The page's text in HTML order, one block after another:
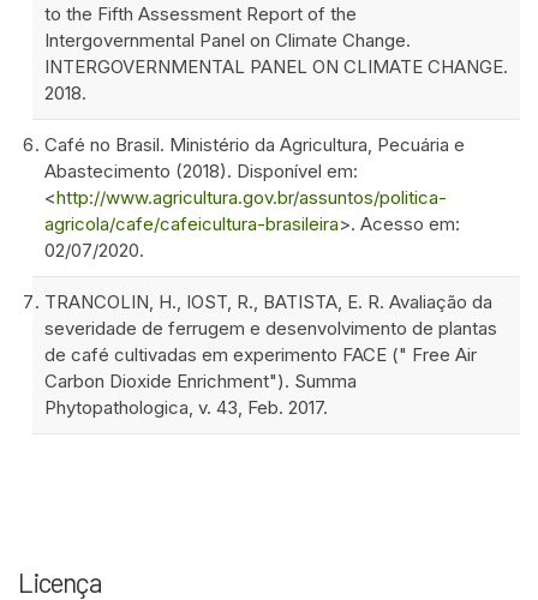
to the Fifth Assessment Report of the
Intergovernmental Panel on Climate Change.
INTERGOVERNMENTAL PANEL ON CLIMATE CHANGE.
2018.
Café no Brasil. Ministério da Agricultura, Pecuária e
Abastecimento (2018). Disponível em:
<http://www.agricultura.gov.br/assuntos/politica-
agricola/cafe/cafeicultura-brasileira>. Acesso em:
02/07/2020.
TRANCOLIN, H., IOST, R., BATISTA, E. R. Avaliação da
severidade de ferrugem e desenvolvimento de plantas
de café cultivadas em experimento FACE (" Free Air
Carbon Dioxide Enrichment"). Summa
Phytopathologica, v. 43, Feb. 2017.
Licença